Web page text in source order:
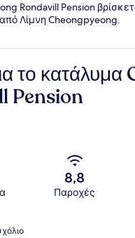
Rondavill Pension
Λίμνη Cheongpyeong.
το
Pension
8,8
Παροχές